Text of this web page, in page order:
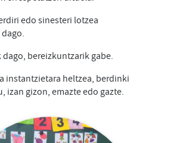
edo sinesteri lotzea
bereizkuntzarik gabe.
instantzietara heltzea, berdinki
izan gizon, emazte edo gazte.